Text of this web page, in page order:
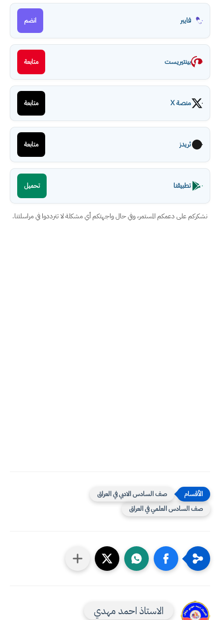
فايبر انضم
بينتيريست متابعة
منصة X متابعة
ثريدز متابعة
تطبيقنا تحميل
نشكركم على دعمكم المستمر، وفي حال واجهتكم أي مشكلة لا تترددوا في مراسلتنا.
صف السادس الادبي في العراق
صف السادس العلمي في العراق
الاستاذ احمد مهدي